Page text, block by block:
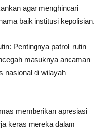
agar menghindari
baik institusi kepolisian.
Pentingnya patroli rutin
masuknya ancaman
nasional di wilayah
memberikan apresiasi
keras mereka dalam